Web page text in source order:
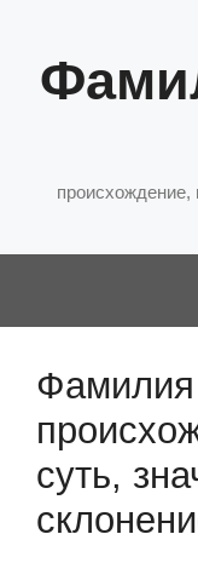
содержимому
происхождение,
суть,